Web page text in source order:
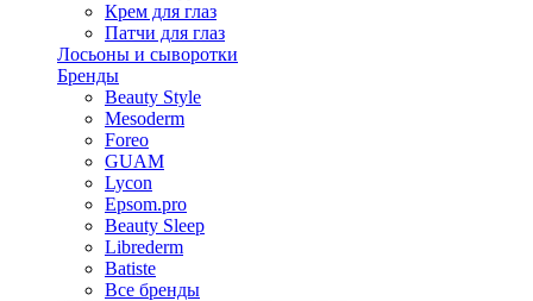
Крем для глаз
Патчи для глаз
Лосьоны и сыворотки
Бренды
Beauty Style
Mesoderm
Foreo
GUAM
Lycon
Epsom.pro
Beauty Sleep
Librederm
Batiste
Все бренды